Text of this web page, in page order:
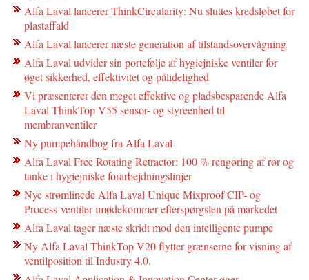
Alfa Laval lancerer ThinkCircularity: Nu sluttes kredsløbet for
plastaffald
Alfa Laval lancerer næste generation af tilstandsovervågning
Alfa Laval udvider sin portefølje af hygiejniske ventiler for
øget sikkerhed, effektivitet og pålidelighed
Vi præsenterer den meget effektive og pladsbesparende Alfa
Laval ThinkTop V55 sensor- og styreenhed til
membranventiler
Ny pumpehåndbog fra Alfa Laval
Alfa Laval Free Rotating Retractor: 100 % rengøring af rør og
tanke i hygiejniske forarbejdningslinjer
Nye strømlinede Alfa Laval Unique Mixproof CIP- og
Process-ventiler imødekommer efterspørgslen på markedet
Alfa Laval tager næste skridt mod den intelligente pumpe
Ny Alfa Laval ThinkTop V20 flytter grænserne for visning af
ventilposition til Industry 4.0.